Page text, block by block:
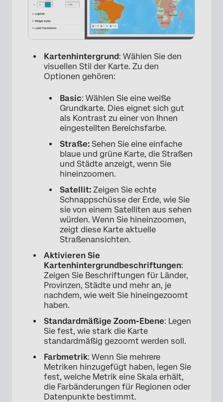
×
Kartenhintergrund: Wählen Sie den
visuellen Stil der Karte. Zu den
Optionen gehören:
Basic: Wählen Sie eine weiße
Grundkarte. Dies eignet sich gut
als Kontrast zu einer von Ihnen
eingestellten Bereichsfarbe.
Straße: Sehen Sie eine einfache
blaue und grüne Karte, die Straßen
und Städte anzeigt, wenn Sie
hineinzoomen.
Satellit: Zeigen Sie echte
Schnappschüsse der Erde, wie Sie
sie von einem Satelliten aus sehen
würden. Wenn Sie hineinzoomen,
zeigt diese Karte aktuelle
Straßenansichten.
Aktivieren Sie
Kartenhintergrundbeschriftungen:
Zeigen Sie Beschriftungen für Länder,
Provinzen, Städte und mehr an, je
nachdem, wie weit Sie hineingezoomt
haben.
Standardmäßige Zoom-Ebene: Legen
Sie fest, wie stark die Karte
standardmäßig gezoomt werden soll.
Farbmetrik: Wenn Sie mehrere
Metriken hinzugefügt haben, legen Sie
fest, welche Metrik eine Skala erhält,
die Farbänderungen für Regionen oder
Datenpunkte bestimmt.